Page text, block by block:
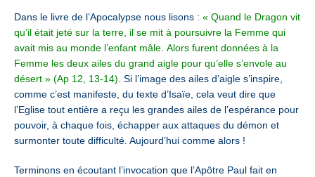
Dans le livre de l’Apocalypse nous lisons : « Quand le Dragon vit
qu’il était jeté sur la terre, il se mit à poursuivre la Femme qui
avait mis au monde l’enfant mâle. Alors furent données à la
Femme les deux ailes du grand aigle pour qu’elle s’envole au
désert » (Ap 12, 13-14) . Si l’image des ailes d’aigle s’inspire,
comme c’est manifeste, du texte d’Isaïe, cela veut dire que
l’Eglise tout entière a reçu les grandes ailes de l’espérance pour
pouvoir, à chaque fois, échapper aux attaques du démon et
surmonter toute difficulté. Aujourd’hui comme alors !
Terminons en écoutant l’invocation que l’Apôtre Paul fait en